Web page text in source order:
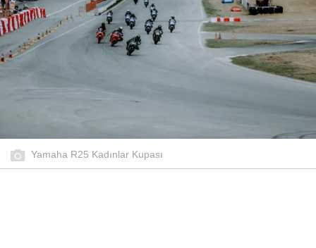
Yamaha R25 Kadınlar Kupası